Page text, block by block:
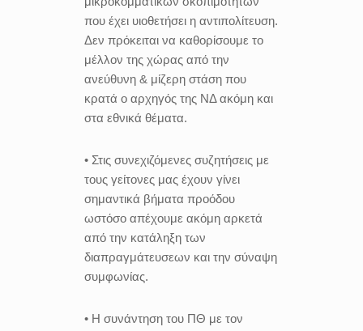
που έχει υιοθετήσει η αντιπολίτευση.
Δεν πρόκειται να καθορίσουμε το
μέλλον της χώρας από την
ανεύθυνη & μίζερη στάση που
κρατά ο αρχηγός της ΝΔ ακόμη και
στα εθνικά θέματα.
• Στις συνεχιζόμενες συζητήσεις με
τους γείτονες μας έχουν γίνει
σημαντικά βήματα προόδου
ωστόσο απέχουμε ακόμη αρκετά
από την κατάληξη των
διαπραγμάτευσεων και την σύναψη
συμφωνίας.
• Η συνάντηση του ΠΘ με τον